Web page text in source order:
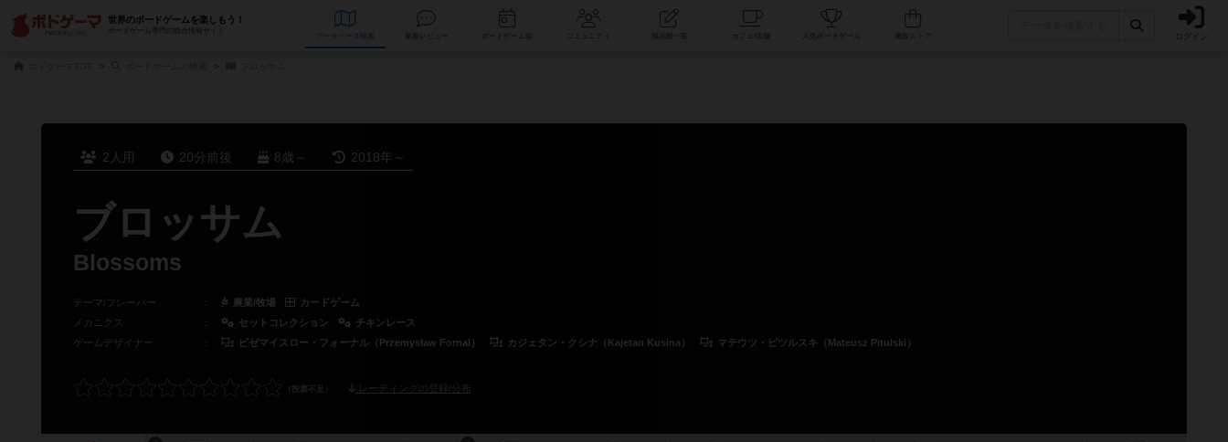
世界のボードゲームを楽しもう！
ボードゲーム専門の総合情報サイト
データベース コミュニティ 人気ボードゲーム ログイン
2人用 20分前後 8歳～ 2018年～
ブロッサム
Blossoms
テーマ/フレーバー ： 農業/牧場
カードゲーム
メカニクス
： セットコレクション
チキンレース
ゲームデザイナー
： ピゼマイスロー・フォーナル（Przemysław Fornal） カジェタン・クシナ（Kajetan Kusina） マテウツ・ピツルスキ（Mateusz Pitulski）
レーティングの登録/分布